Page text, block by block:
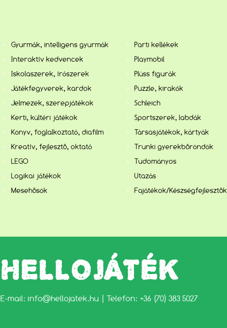
Gyurmák, intelligens gyurmák
Interaktív kedvencek
Iskolaszerek, írószerek
Játékfegyverek, kardok
Jelmezek, szerepjátékok
Kerti, kültéri játékok
Könyv, foglalkoztató, diafilm
Kreatív, fejlesztő, oktató
LEGO
Logikai játékok
Mesehősök
Parti kellékek
Playmobil
Plüss figurák
Puzzle, kirakók
Schleich
Sportszerek, labdák
Társasjátékok, kártyák
Trunki gyerekbőröndök
Tudományos
Utazás
Fajátékok/Készségfejlesztők
HELLOJÁTÉK
E-mail: info@hellojatek.hu | Telefon: +36 (70) 383 5027